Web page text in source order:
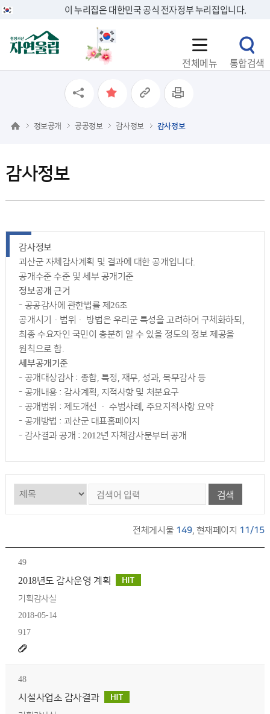
이 누리집은 대한민국 공식 전자정부 누리집입니다.
전체메뉴 통합검색
감사정보
정보공개 공공정보 감사정보 감사정보
감사정보
괴산군 자체감사계획 및 결과에 대한 공개입니다.
공개수준 수준 및 세부 공개기준
정보공개 근거
- 공공감사에 관한법률 제26조
공개시기·범위· 방법은 우리군 특성을 고려하여 구체화하되,
최종 수요자인 국민이 충분히 알 수 있을 정도의 정보 제공을
원칙으로 함.
세부공개기준
- 공개대상감사 : 종합, 특정, 재무, 성과, 복무감사 등
- 공개내용 : 감사계획, 지적사항 및 처분요구
- 공개범위 : 제도개선 · 수범사례, 주요지적사항 요약
- 공개방법 : 괴산군 대표홈페이지
- 감사결과 공개 : 2012년 자체감사분부터 공개
검색
전체게시물 149, 현재페이지 11/15
49
2018년도 감사운영 계획
기획감사실
2018-05-14
917
48
시설사업소 감사결과